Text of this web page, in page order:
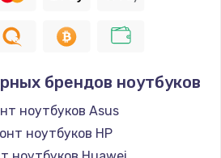
брендов ноутбуков
ноутбуков Asus
ноутбуков HP